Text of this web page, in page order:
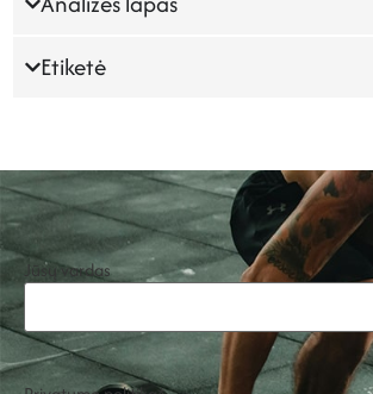
Etiketė
Jūsų vardas